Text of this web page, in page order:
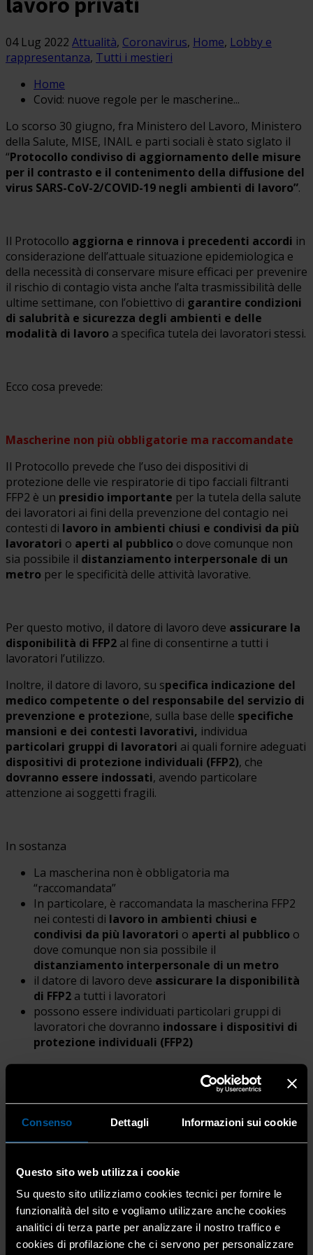
Consenso Dettagli Informazioni sui cookie
Questo sito web utilizza i cookie
Su questo sito utilizziamo cookies tecnici per fornire le
funzionalità del sito e vogliamo utilizzare anche cookies
analitici di terza parte per analizzare il nostro traffico e
cookies di profilazione che ci servono per personalizzare
04 Lug 2022 Attualità, Coronavirus, Home, Lobby e
rappresentanza, Tutti i mestieri
Home
Covid: nuove regole per le mascherine...
Lo scorso 30 giugno, fra Ministero del Lavoro, Ministero
della Salute, MISE, INAIL e parti sociali è stato siglato il
“Protocollo condiviso di aggiornamento delle misure
per il contrasto e il contenimento della diffusione del
virus SARS-CoV-2/COVID-19 negli ambienti di lavoro”.
Il Protocollo aggiorna e rinnova i precedenti accordi in
considerazione dell’attuale situazione epidemiologica e
della necessità di conservare misure efficaci per prevenire
il rischio di contagio vista anche l’alta trasmissibilità delle
ultime settimane, con l’obiettivo di garantire condizioni
di salubrità e sicurezza degli ambienti e delle
modalità di lavoro a specifica tutela dei lavoratori stessi.
Ecco cosa prevede:
Mascherine non più obbligatorie ma raccomandate
Il Protocollo prevede che l’uso dei dispositivi di
protezione delle vie respiratorie di tipo facciali filtranti
FFP2 è un presidio importante per la tutela della salute
dei lavoratori ai fini della prevenzione del contagio nei
contesti di lavoro in ambienti chiusi e condivisi da più
lavoratori o aperti al pubblico o dove comunque non
sia possibile il distanziamento interpersonale di un
metro per le specificità delle attività lavorative.
Per questo motivo, il datore di lavoro deve assicurare la
disponibilità di FFP2 al fine di consentirne a tutti i
lavoratori l’utilizzo.
Inoltre, il datore di lavoro, su specifica indicazione del
medico competente o del responsabile del servizio di
prevenzione e protezione, sulla base delle specifiche
mansioni e dei contesti lavorativi, individua
particolari gruppi di lavoratori ai quali fornire adeguati
dispositivi di protezione individuali (FFP2), che
dovranno essere indossati, avendo particolare
attenzione ai soggetti fragili.
In sostanza
La mascherina non è obbligatoria ma
“raccomandata”
In particolare, è raccomandata la mascherina FFP2
nei contesti di lavoro in ambienti chiusi e
condivisi da più lavoratori o aperti al pubblico o
dove comunque non sia possibile il
distanziamento interpersonale di un metro
il datore di lavoro deve assicurare la disponibilità
di FFP2 a tutti i lavoratori
possono essere individuati particolari gruppi di
lavoratori che dovranno indossare i dispositivi di
protezione individuali (FFP2)
Il personale, prima dell’accesso al luogo di lavoropotrà
corporea.
Il datore di lavoro assicura lapulizia giornaliera e la
disinfezione periodicadei locali, degli ambienti, delle